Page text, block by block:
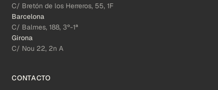
C/ Bretón de los Herreros, 55, 1F
Barcelona
C/ Balmes, 188, 3º-1ª
Girona
C/ Nou 22, 2n A
CONTACTO